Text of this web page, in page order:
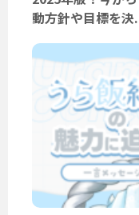
動方針や目標を決